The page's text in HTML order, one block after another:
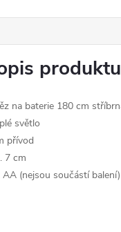
produktu
na baterie 180 cm
světlo
přívod
7 cm
(nejsou součástí balení)